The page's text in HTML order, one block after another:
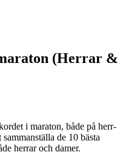
(Herrar &
i maraton, både på herr-
de 10 bästa
herrar och damer.